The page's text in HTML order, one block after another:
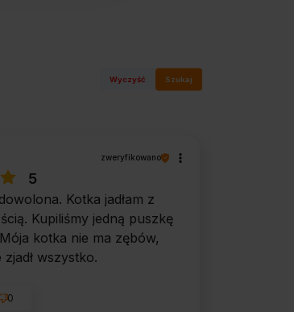
Wyczyść Szukaj
zweryfikowano
5
Kotka jadłam z
Kupiliśmy jedną puszkę
kotka nie ma zębów,
wszystko.
0